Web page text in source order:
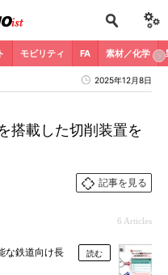
モビリティ FA 素材／化学
2025年12月8日
搭載した切削装置を
記事を見る
6 Articles
な鉄道向け長
読む